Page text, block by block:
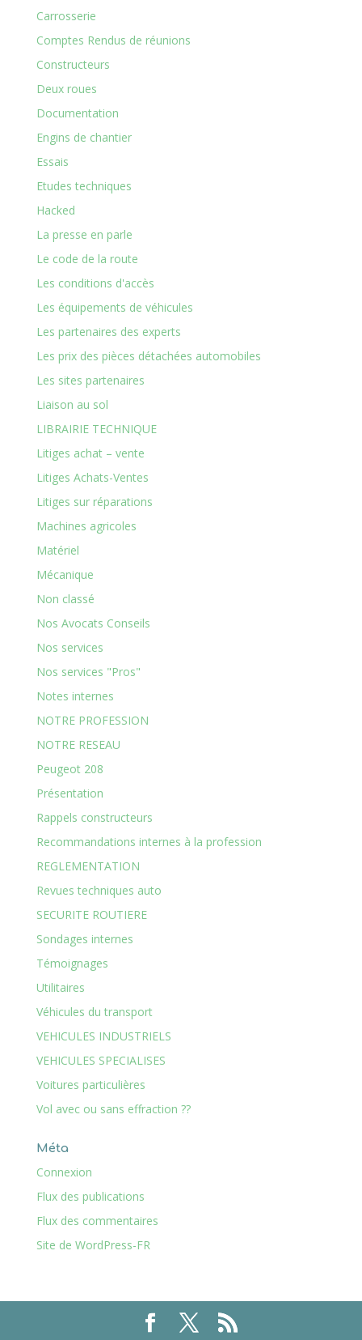
Carrosserie
Comptes Rendus de réunions
Constructeurs
Deux roues
Documentation
Engins de chantier
Essais
Etudes techniques
Hacked
La presse en parle
Le code de la route
Les conditions d'accès
Les équipements de véhicules
Les partenaires des experts
Les prix des pièces détachées automobiles
Les sites partenaires
Liaison au sol
LIBRAIRIE TECHNIQUE
Litiges achat – vente
Litiges Achats-Ventes
Litiges sur réparations
Machines agricoles
Matériel
Mécanique
Non classé
Nos Avocats Conseils
Nos services
Nos services "Pros"
Notes internes
NOTRE PROFESSION
NOTRE RESEAU
Peugeot 208
Présentation
Rappels constructeurs
Recommandations internes à la profession
REGLEMENTATION
Revues techniques auto
SECURITE ROUTIERE
Sondages internes
Témoignages
Utilitaires
Véhicules du transport
VEHICULES INDUSTRIELS
VEHICULES SPECIALISES
Voitures particulières
Vol avec ou sans effraction ??
Méta
Connexion
Flux des publications
Flux des commentaires
Site de WordPress-FR